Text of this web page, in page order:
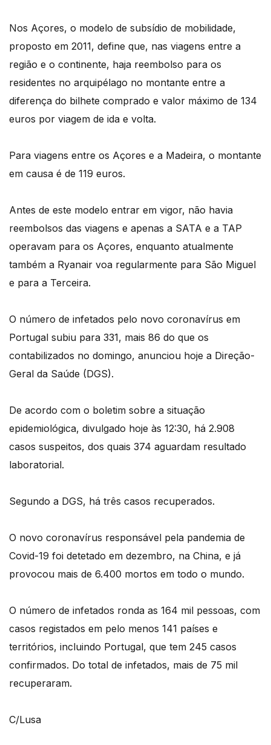
Nos Açores, o modelo de subsídio de mobilidade,
proposto em 2011, define que, nas viagens entre a
região e o continente, haja reembolso para os
residentes no arquipélago no montante entre a
diferença do bilhete comprado e valor máximo de 134
euros por viagem de ida e volta.
Para viagens entre os Açores e a Madeira, o montante
em causa é de 119 euros.
Antes de este modelo entrar em vigor, não havia
reembolsos das viagens e apenas a SATA e a TAP
operavam para os Açores, enquanto atualmente
também a Ryanair voa regularmente para São Miguel
e para a Terceira.
O número de infetados pelo novo coronavírus em
Portugal subiu para 331, mais 86 do que os
contabilizados no domingo, anunciou hoje a Direção-
Geral da Saúde (DGS).
De acordo com o boletim sobre a situação
epidemiológica, divulgado hoje às 12:30, há 2.908
casos suspeitos, dos quais 374 aguardam resultado
laboratorial.
Segundo a DGS, há três casos recuperados.
O novo coronavírus responsável pela pandemia de
Covid-19 foi detetado em dezembro, na China, e já
provocou mais de 6.400 mortos em todo o mundo.
O número de infetados ronda as 164 mil pessoas, com
casos registados em pelo menos 141 países e
territórios, incluindo Portugal, que tem 245 casos
confirmados. Do total de infetados, mais de 75 mil
recuperaram.
C/Lusa